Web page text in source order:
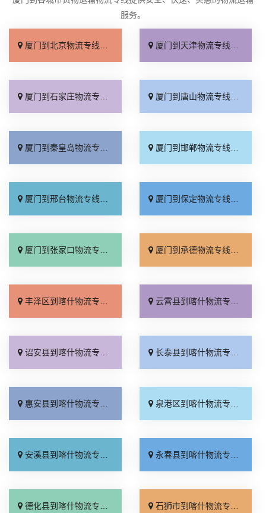
服务。
厦门到北京物流专线_直达不中转「送货到门」 厦门到天津物流专线_运保时效「高效快运」
厦门到石家庄物流专线_准时准点「多少公里」 厦门到唐山物流专线_全境派送「收费介绍」
厦门到秦皇岛物流专线_高效运输「运保时效」 厦门到邯郸物流专线_物流拼车「全境配送」
厦门到邢台物流专线_专业靠谱「上门提货」 厦门到保定物流专线_全程直达「高效运输」
厦门到张家口物流专线_全境派送「多久能到」 厦门到承德物流专线_专业调车「合理收费」
丰泽区到喀什物流专线_计费标准「托运省心」 云霄县到喀什物流专线_一站直达「损坏理赔」
诏安县到喀什物流专线_定点发车「托运省心」 长泰县到喀什物流专线_资质齐全「上门取件」
惠安县到喀什物流专线_门到门接送「直通专线」 泉港区到喀什物流专线_全程定位「价格实惠」
安溪县到喀什物流专线_准时准点「多少一方」 永春县到喀什物流专线_全境配送「直达往返」
德化县到喀什物流专线_实时跟踪 「运费多少」 石狮市到喀什物流专线_价格实惠「多少一方」